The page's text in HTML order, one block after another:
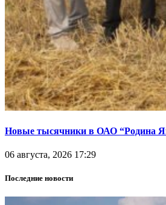
Новые тысячники в ОАО “Родина
06 августа, 2026 17:29
Последние новости